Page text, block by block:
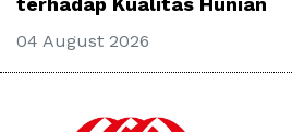
04 August 2026